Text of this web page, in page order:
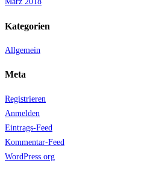
Kategorien
Allgemein
Meta
Registrieren
Anmelden
Eintrags-Feed
Kommentar-Feed
WordPress.org